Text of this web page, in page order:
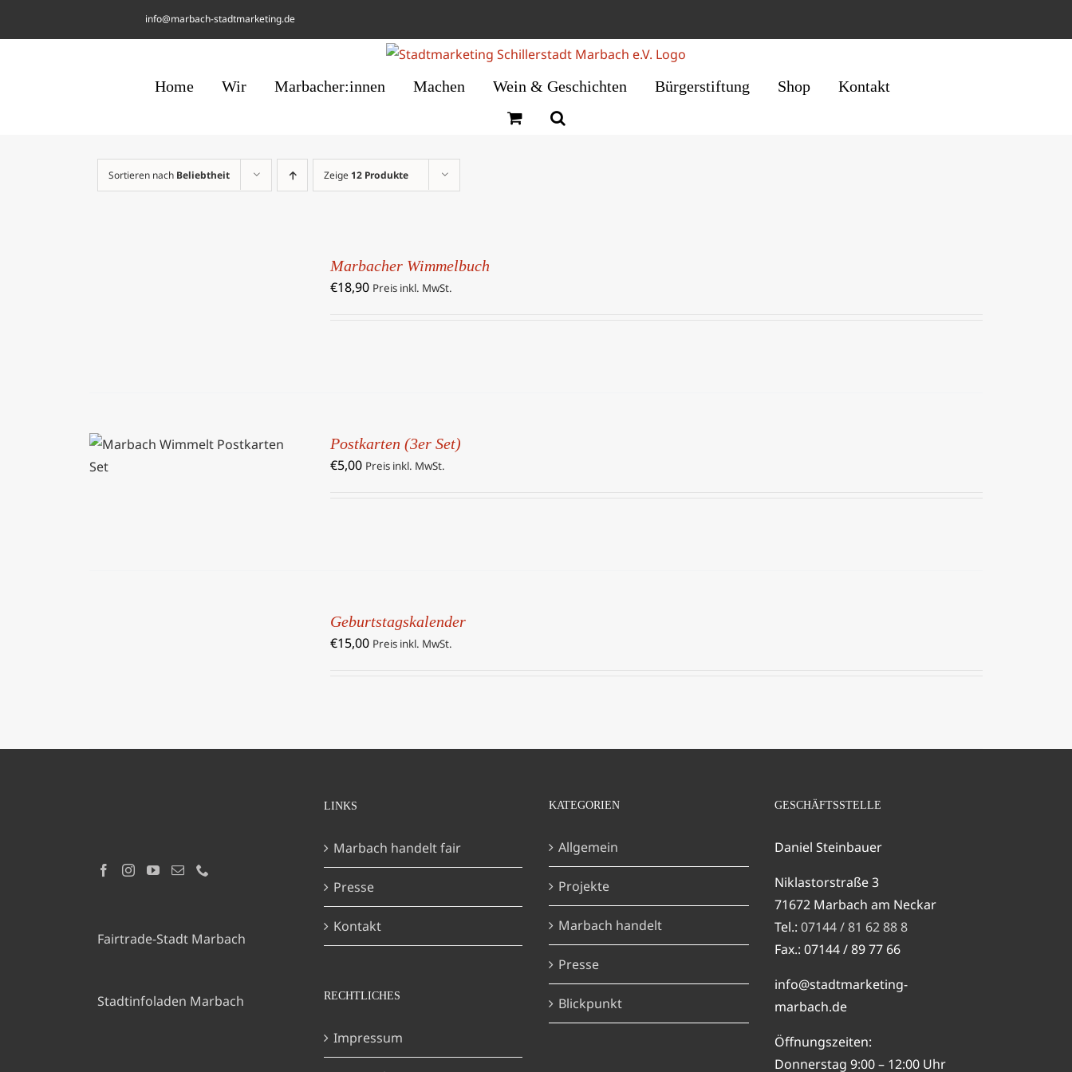
info@marbach-stadtmarketing.de
Home Wir Marbacher:innen Machen Wein & Geschichten Bürgerstiftung Shop Kontakt
Sortieren nach Beliebtheit Zeige 12 Produkte
Marbacher Wimmelbuch
€18,90 Preis inkl. MwSt.
IN DEN WARENKORB
/
Postkarten (3er Set)
€5,00 Preis inkl. MwSt.
Geburtstagskalender
€15,00 Preis inkl. MwSt.
Fairtrade-Stadt Marbach
Stadtinfoladen Marbach
LINKS
Marbach handelt fair
Presse
Kontakt
RECHTLICHES
Impressum
KATEGORIEN
Allgemein
Projekte
Marbach handelt
Presse
Blickpunkt
GESCHÄFTSSTELLE
Daniel Steinbauer
Niklastorstraße 3
71672 Marbach am Neckar
Tel.: 07144 / 81 62 88 8
Fax.: 07144 / 89 77 66
info@stadtmarketing-
marbach.de
Öffnungszeiten:
Donnerstag 9:00 – 12:00 Uhr